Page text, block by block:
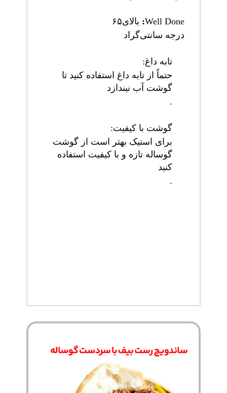
Well Done
: بالای۶۵
درجه سانتی‌گراد
تابه داغ:
حتماً از تابه داغ استفاده کنید تا
گوشت آب نیندازد
.
گوشت با کیفیت:
برای استیک بهتر است از گوشت
گوساله تازه و با کیفیت استفاده
کنید
.